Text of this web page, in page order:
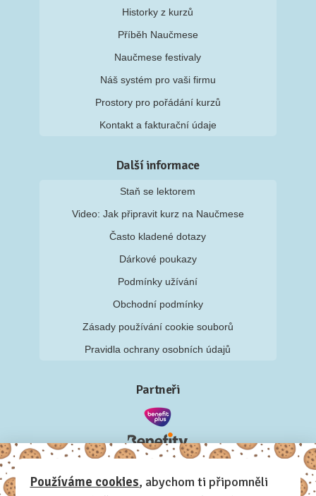
Historky z kurzů
Příběh Naučmese
Naučmese festivaly
Náš systém pro vaši firmu
Prostory pro pořádání kurzů
Kontakt a fakturační údaje
Další informace
Staň se lektorem
Video: Jak připravit kurz na Naučmese
Často kladené dotazy
Dárkové poukazy
Podmínky užívání
Obchodní podmínky
Zásady používání cookie souborů
Pravidla ochrany osobních údajů
Partneři
Používáme cookies, abychom ti připomněli